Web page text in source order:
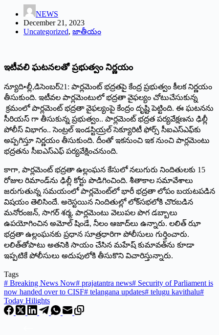
NEWS
December 21, 2023
Uncategorized, జాతీయం
ఇటీవలి ఘటనలతో ప్రభుత్వం నిర్ణయం
న్యూది•ల్లీ,డిసెంబర్‌21: ‌పార్లమెంట్‌ ‌భద్రతపై కేంద్ర ప్రభుత్వం కీలక నిర్ణయం
తీసుకుంది. ఇటీవల పార్లమెంటులో భద్రతా వైఫల్యం చోటుచేసుకున్న
క్రమంలో పార్లమెంట్‌ ‌భద్రతా వైఫల్యంపై కేంద్రం దృష్టి పెట్టింది. ఈ ఘటనను
సీరియస్‌ ‌గా తీసుకున్న ప్రభుత్వం.. పార్లమెంట్‌ ‌భద్రత పర్యవేక్షణను ఢిల్లీ
పోలీస్‌ ‌విభాగం.. సెంట్రల్‌ ఇం‌డస్టియ్రల్‌ ‌సెక్యూరిటీ ఫోర్స్ ‌సీఐఎస్‌ఎఫ్‌కు
అప్పగిస్తూ నిర్ణయం తీసుకుంది. దీంతో ఇకనుంచి ఇక నుంచి పార్లమెంటు
భద్రతను సీఐఎస్‌ఎఫ్‌ ‌పర్యవేక్షించనుంది.
కాగా, పార్లమెంట్‌ ‌భద్రతా ఉల్లంఘన కేసులో నలుగురు నిందితులకు 15
రోజుల రిమాండ్‌ను ఢిల్లీ కోర్టు పొడిగించింది. శీతాకాల సమావేశాలు
జరుగుతున్న సమయంలో పార్లమెంట్‌లో భారీ భద్రతా లోపం బయటపడిన
విషయం తెలిసిందే. అరెస్టయిన నిందితుల్లో లోక్‌సభలోకి చొరబడిన
మనోరంజన్‌, ‌సాగర్‌ ‌శర్మ, పార్లమెంటు వెలుపల పొగ డబ్బాలు
ఉపయోగించిన అమోల్‌ ‌షిండే, నీలం ఆజాద్‌లు ఉన్నారు. లలిత్‌ ‌ఝా
భద్రతా ఉల్లంఘనకు ప్రధాన సూత్రధారిగా పోలీసులు గుర్తించారు.
లలిత్‌తోపాటు అతనికి సాయం చేసిన మహేష్‌ ‌కుమావత్‌ను కూడా
ఇప్పటికే పోలీసులు అదుపులోకి తీసుకొని విచారిస్తున్నారు.
Tags
# Breaking News Now# prajatantra news# Security of Parliament is
now handed over to CISF# telangana updates# telugu kavithalu#
Today Hilights